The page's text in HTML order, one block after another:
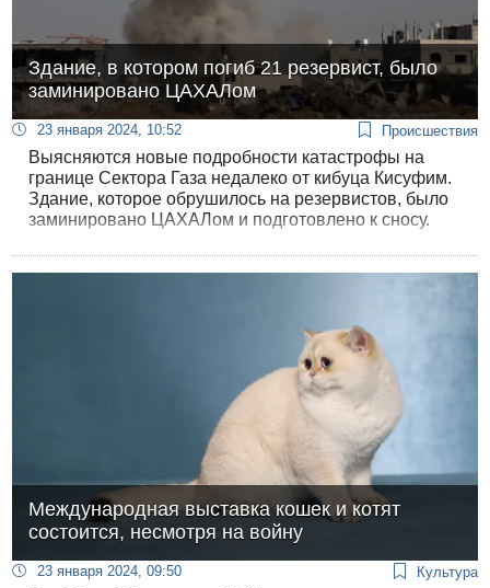
Здание, в котором погиб 21 резервист, было
заминировано ЦАХАЛом
23 января 2024, 10:52 Происшествия
Выясняются новые подробности катастрофы на
границе Сектора Газа недалеко от кибуца Кисуфим.
Здание, которое обрушилось на резервистов, было
заминировано ЦАХАЛом и подготовлено к сносу.
Международная выставка кошек и котят
состоится, несмотря на войну
23 января 2024, 09:50 Культура